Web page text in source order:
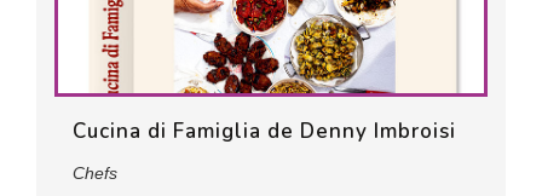
Cucina di Famiglia de Denny Imbroisi
Chefs